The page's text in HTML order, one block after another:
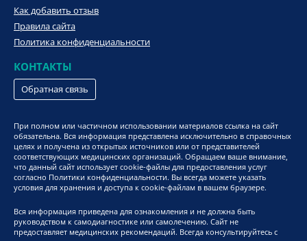
Как добавить отзыв
Правила сайта
Политика конфиденциальности
КОНТАКТЫ
Обратная связь
При полном или частичном использовании материалов ссылка на сайт
обязательна. Вся информация представлена исключительно в справочных
целях и получена из открытых источников или от представителей
соответствующих медицинских организаций. Обращаем ваше внимание,
что данный сайт использует cookie-файлы для предоставления услуг
согласно Политики конфиденциальности. Вы всегда можете указать
условия для хранения и доступа к cookie-файлам в вашем браузере.
Вся информация приведена для ознакомления и не должна быть
руководством к самодиагностике или самолечению. Сайт не
предоставляет медицинских рекомендаций. Всегда консультируйтесь с